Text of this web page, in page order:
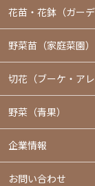
花苗・花鉢 （ガー
野菜苗（家庭菜園）
切花（ブーケ・アレ
野菜（青果）
企業情報
お問い合わせ